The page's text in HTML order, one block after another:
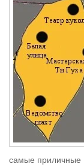
самые приличные